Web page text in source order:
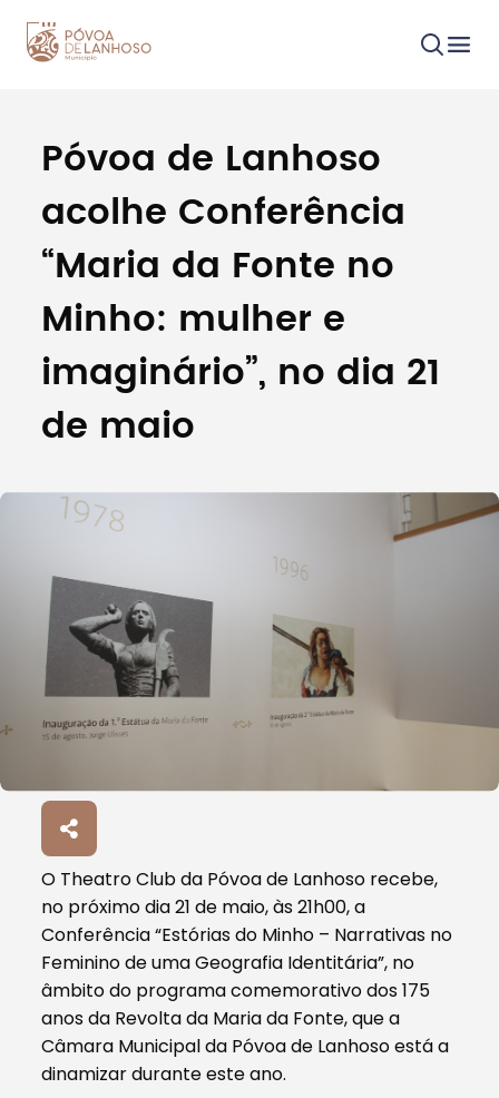
Procurar
Tipo de conteúdo
Filtros
Póvoa de Lanhoso
acolhe Conferência
“Maria da Fonte no
Minho: mulher e
imaginário”, no dia 21
de maio
O Theatro Club da Póvoa de Lanhoso recebe,
no próximo dia 21 de maio, às 21h00, a
Conferência “Estórias do Minho – Narrativas no
Feminino de uma Geografia Identitária”, no
âmbito do programa comemorativo dos 175
anos da Revolta da Maria da Fonte, que a
Câmara Municipal da Póvoa de Lanhoso está a
dinamizar durante este ano.